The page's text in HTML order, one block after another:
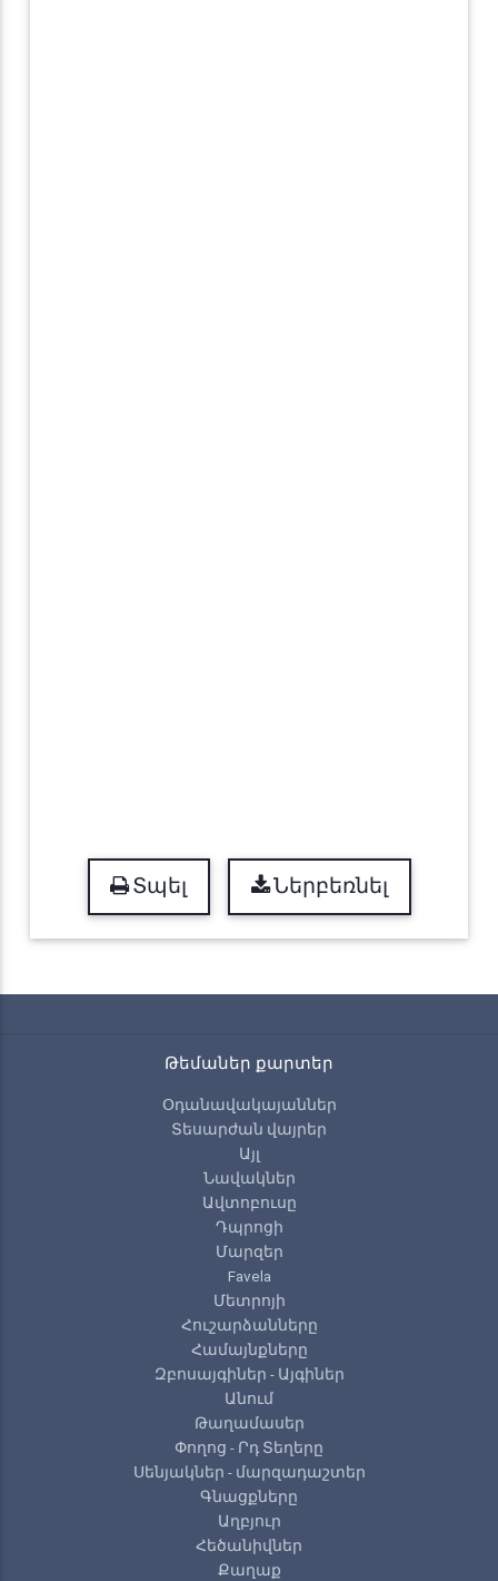
Տպել Ներբեռնել
Թեմաներ քարտեր
Օդանավակայաններ
Տեսարժան վայրեր
Այլ
Նավակներ
Ավտոբուսը
Դպրոցի
Մարզեր
Favela
Մետրոյի
Հուշարձանները
Համայնքները
Զբոսայգիներ - Այգիներ
Անում
Թաղամասեր
Փողոց - Րդ Տեղերը
Սենյակներ - մարզադաշտեր
Գնացքները
Աղբյուր
Հեծանիվներ
Քաղաք